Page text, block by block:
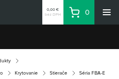
0,00 €
bez DPH
Košík
0
Krytovanie Stierače Séria FBA-E